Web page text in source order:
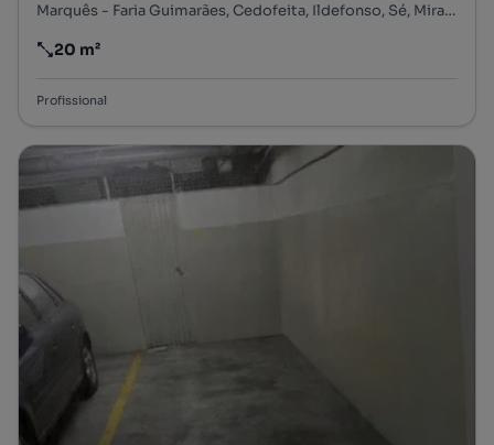
Marquês - Faria Guimarães, Cedofeita, Ildefonso, Sé, Miragaia, Nicolau, Vitória, Porto, Porto
Preço por metro quadrado
20 m²
Profissional